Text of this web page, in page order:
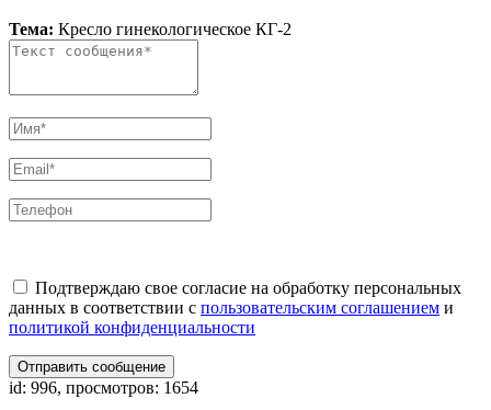
Тема: Кресло гинекологическое КГ-2
Подтверждаю свое согласие на обработку персональных
данных в соответствии с пользовательским соглашением и
политикой конфиденциальности
Отправить сообщение
id: 996, просмотров: 1654